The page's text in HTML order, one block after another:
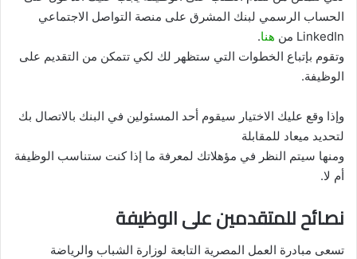
الحساب الرسمي لبنك المشرق على منصة التواصل الاجتماعي
LinkedIn من
هنا.
وتقوم بإتباع الخطوات التي ستظهر لك لكي تتمكن من التقديم على
الوظيفة.
وإذا وقع عليك الاختيار سيقوم أحد المسئولين في البنك بالاتصال بك
لتحديد ميعاد للمقابلة
ومنها سيتم النظر في مؤهلاتك لمعرفة ما إذا كنت ستناسب الوظيفة
أم لا.
نصائح للمتقدمين على الوظيفة
تسعى مبادرة العمل المصرية التابعة لوزارة الشباب والرياضة